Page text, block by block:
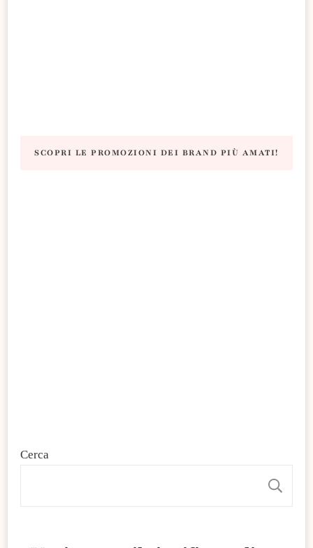
SCOPRI LE PROMOZIONI DEI BRAND PIÙ AMATI!
Cerca